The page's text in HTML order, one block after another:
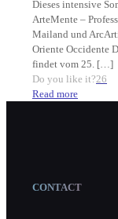
Dieses intensive
ArteMente –
Mailand und
Oriente Occidente
findet vom 25. […]
Do you like it?26
Read more
CONTACT